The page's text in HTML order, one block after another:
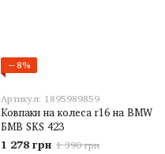
−8%
Артикул: 1895989859
Ковпаки на колеса r16 на BMW
БМВ SKS 423
1 278 грн 1 390 грн